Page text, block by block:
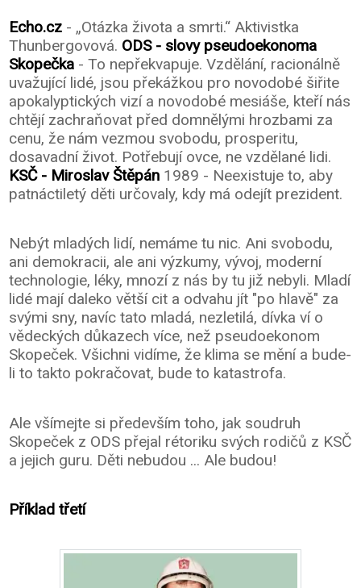
Echo.cz - „Otázka života a smrti.“ Aktivistka
Thunbergovová. ODS - slovy pseudoekonoma
Skopečka - To nepřekvapuje. Vzdělání, racionálně
uvažující lidé, jsou překážkou pro novodobé šiřite
apokalyptických vizí a novodobé mesiáše, kteří nás
chtějí zachraňovat před domnělými hrozbami za
cenu, že nám vezmou svobodu, prosperitu,
dosavadní život. Potřebují ovce, ne vzdělané lidi.
KSČ - Miroslav Štěpán 1989 - Neexistuje to, aby
patnáctiletý děti určovaly, kdy má odejít prezident.
Nebýt mladých lidí, nemáme tu nic. Ani svobodu,
ani demokracii, ale ani výzkumy, vývoj, moderní
technologie, léky, mnozí z nás by tu již nebyli. Mladí
lidé mají daleko větší cit a odvahu jít "po hlavě" za
svými sny, navíc tato mladá, nezletilá, dívka ví o
vědeckých důkazech více, než pseudoekonom
Skopeček. Všichni vidíme, že klima se mění a bude-
li to takto pokračovat, bude to katastrofa.
Ale všímejte si především toho, jak soudruh
Skopeček z ODS přejal rétoriku svých rodičů z KSČ
a jejich guru. Děti nebudou ... Ale budou!
Příklad třetí